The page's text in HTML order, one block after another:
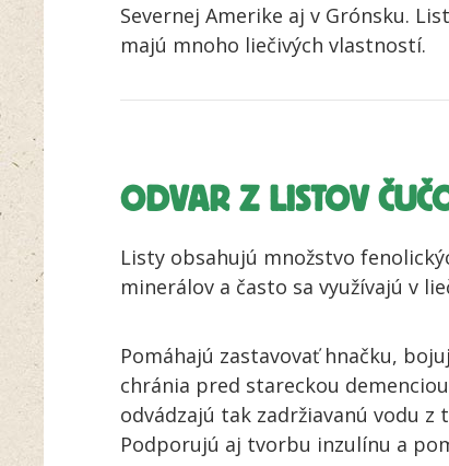
Severnej Amerike aj v Grónsku.
majú mnoho liečivých vlastností.
ODVAR Z LISTOV
Listy obsahujú množstvo
minerálov a často sa využívajú v
Pomáhajú zastavovať hnačku,
chránia pred stareckou
odvádzajú tak zadržiavanú vodu
Podporujú aj tvorbu inzulínu a